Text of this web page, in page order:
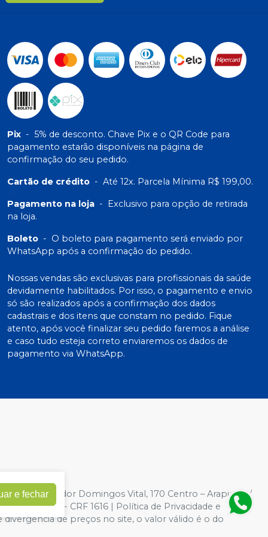
Pix - 5% de desconto. Chave Pix e o QR Code para
pagamento estarão disponíveis na página de
confirmação do seu pedido.
Cartão de crédito - Até 12x. Parcela Mínima R$ 199,00.
Pagamento na loja - Exclusivo para opção de retirada
na loja.
Boleto - O boleto para pagamento será enviado por
WhatsApp após a confirmação do pedido.
Nossas vendas são exclusivas para profissionais da saúde
devidamente habilitados. Por isso, o pagamento e envio
só são realizados após a confirmação dos dados
cadastrais e dos itens que constam no pedido. Fique
atento, após você finalizar seu pedido faremos a análise
e caso tudo esteja correto enviaremos os dados de
pagamento via WhatsApp.
| Rua Vereador Domingos Vital, 170 Centro – Arapiraca /
VITAL - CRF 1616 | Política de Privacidade e
de preços no site, o valor válido é o do
e fechar